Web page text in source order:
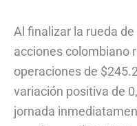
Al finalizar la rueda
acciones colombiano
operaciones de
variación positiva de
jornada